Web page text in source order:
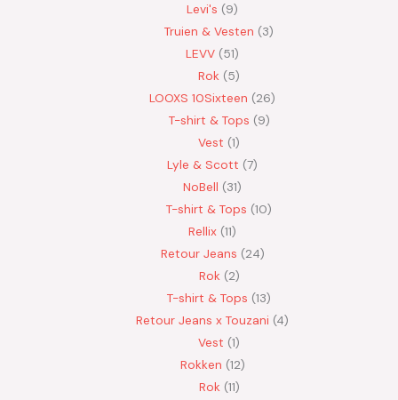
Levi's
9
Truien & Vesten
3
LEVV 51
Rok 5
LOOXS 10Sixteen
26
T-shirt & Tops 9
Vest 1
Lyle & Scott 7
NoBell
31
T-shirt & Tops 10
Rellix 11
Retour Jeans 24
Rok 2
T-shirt & Tops 13
Retour Jeans x Touzani 4
Vest 1
Rokken 12
Rok 11